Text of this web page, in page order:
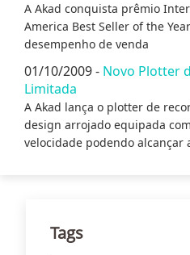
A Akad conquista prêmio
America Best Seller of the
desempenho de venda
01/10/2009 - Novo Plotter
Limitada
A Akad lança o plotter de
design arrojado equipada
velocidade podendo alcançar
Tags